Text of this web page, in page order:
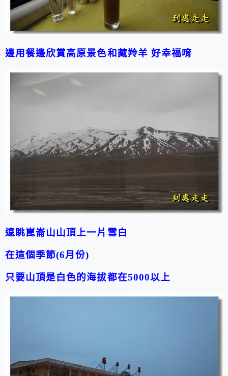
邊用餐邊欣賞高原景色和藏羚羊 好幸福唷
遠眺崑崙山山頂上一片雪白
在這個季節(6月份)
只要山頂是白色的海拔都在5000以上